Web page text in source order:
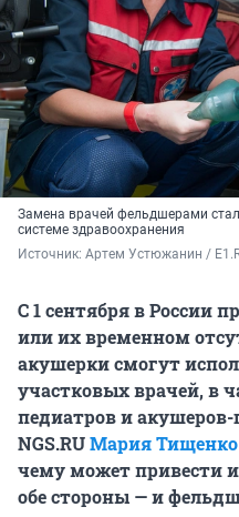
Замена врачей фельдшерами
системе здравоохранения
Источник: Артем Устюжанин /
С 1 сентября в России
или их временном
акушерки смогут
участковых врачей, в
педиатров и
NGS.RUМария Тищенко
чему может привести
обе стороны — и